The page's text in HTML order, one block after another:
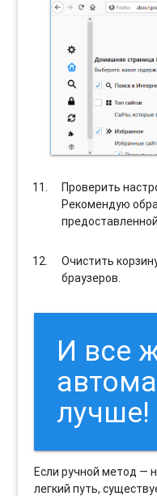
Проверить
Рекомендую
Очистить
браузеров.
И все
лучше!
Если ручной метод —
легкий путь,